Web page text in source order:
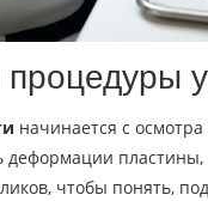
начинается с
деформации
чтобы понять,